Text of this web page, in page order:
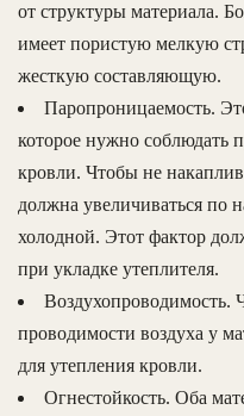
от структуры материала.
имеет пористую мелкую
жесткую составляющую.
Паропроницаемость.
которое нужно соблюдать
кровли. Чтобы не
должна увеличиваться по
холодной. Этот фактор
при укладке утеплителя.
Воздухопроводимость.
проводимости воздуха у
для утепления кровли.
Огнестойкость. Оба